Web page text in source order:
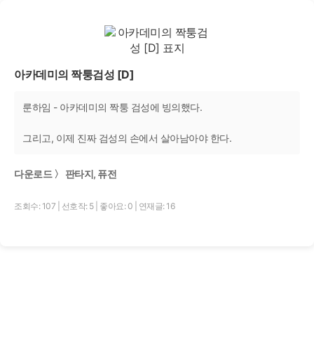
아카데미의 짝퉁검성 [D]
룬하임 - 아카데미의 짝퉁 검성에 빙의했다.
그리고, 이제 진짜 검성의 손에서 살아남아야 한다.
다운로드 〉 판타지, 퓨전
조회수: 107 선호작: 5 좋아요: 0 연재글: 16